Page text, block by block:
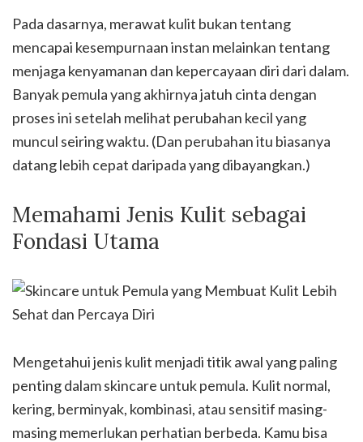
Pada dasarnya, merawat kulit bukan tentang
mencapai kesempurnaan instan melainkan tentang
menjaga kenyamanan dan kepercayaan diri dari dalam.
Banyak pemula yang akhirnya jatuh cinta dengan
proses ini setelah melihat perubahan kecil yang
muncul seiring waktu. (Dan perubahan itu biasanya
datang lebih cepat daripada yang dibayangkan.)
Memahami Jenis Kulit sebagai
Fondasi Utama
Mengetahui jenis kulit menjadi titik awal yang paling
penting dalam skincare untuk pemula. Kulit normal,
kering, berminyak, kombinasi, atau sensitif masing-
masing memerlukan perhatian berbeda. Kamu bisa